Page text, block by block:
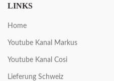
LINKS
Home
Youtube Kanal Markus
Youtube Kanal Cosi
Lieferung Schweiz